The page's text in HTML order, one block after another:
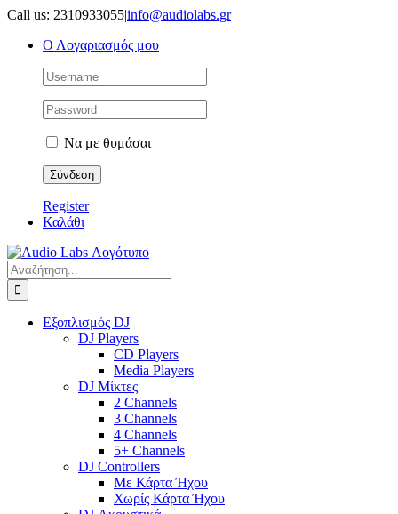
Μετάβαση
περιεχόμενο
Call us: 2310933055|info@audiolabs.gr
Ο Λογαριασμός μου
Να με θυμάσαι
Register
Καλάθι
Αναζήτηση
για:
Εξοπλισμός DJ
DJ Players
CD Players
Media Players
DJ Μίκτες
2 Channels
3 Channels
4 Channels
5+ Channels
DJ Controllers
Με Κάρτα Ήχου
Χωρίς Κάρτα Ήχου